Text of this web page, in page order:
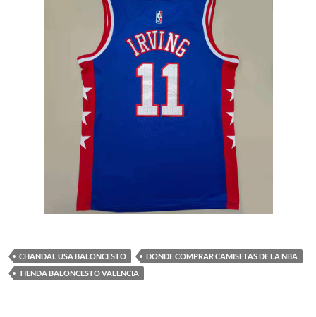
CHANDAL USA BALONCESTO
DONDE COMPRAR CAMISETAS DE LA NBA
TIENDA BALONCESTO VALENCIA